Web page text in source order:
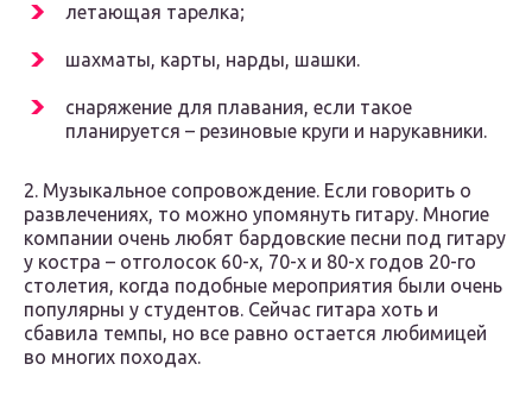
летающая тарелка;
шахматы, карты, нарды, шашки.
снаряжение для плавания, если такое
планируется – резиновые круги и нарукавники.
2. Музыкальное сопровождение. Если говорить о
развлечениях, то можно упомянуть гитару. Многие
компании очень любят бардовские песни под гитару
у костра – отголосок 60-х, 70-х и 80-х годов 20-го
столетия, когда подобные мероприятия были очень
популярны у студентов. Сейчас гитара хоть и
сбавила темпы, но все равно остается любимицей
во многих походах.